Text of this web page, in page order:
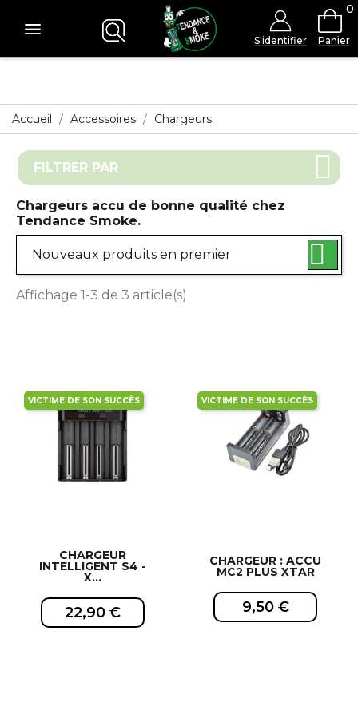
S'identifier
0
Panier
Accueil Accessoires Chargeurs
FILTRER PAR
Chargeurs accu de bonne qualité chez
Tendance Smoke.
Nouveaux produits en premier 
Affichage 1-3 de 3 article(s)
CHARGEUR
INTELLIGENT S4 -
X...
22,90 €
VICTIME DE SON SUCCÈS
CHARGEUR : ACCU
MC2 PLUS XTAR
9,50 €
VICTIME DE SON SUCCÈS